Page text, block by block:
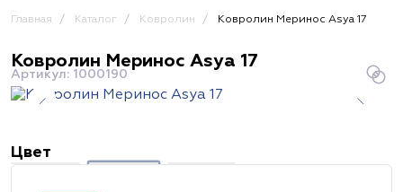
Главная Каталог Ковролин Ковролин Меринос Asya 17
Ковролин Меринос Asya 17
Артикул: 1000190
Цвет